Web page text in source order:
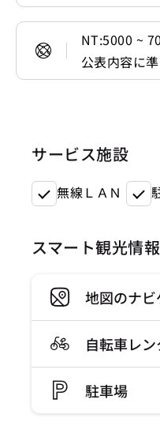
NT:5000 ~
公表内容に
サービス施設
無線ＬＡＮ
スマート観光情報
地図のナ
自転車レ
駐車場